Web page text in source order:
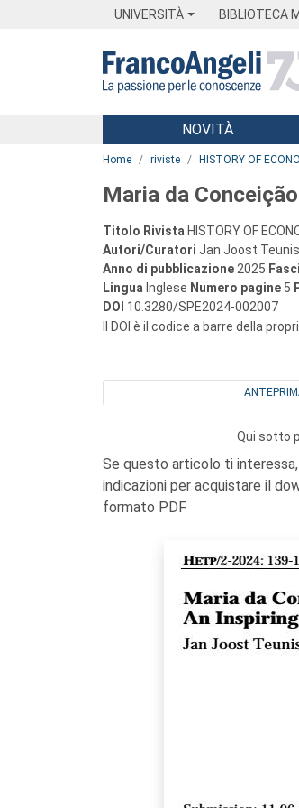
UNIVERSITÀ BIBLIOTECA
Menu
NOVITÀ
Home riviste HISTORY OF
Maria da
Titolo Rivista HISTORY OF
Autori/Curatori Jan Joost
Anno di pubblicazione 2025
Lingua Inglese Numero pagine 5
DOI 10.3280/SPE2024-002007
Il DOI è il codice a barre della
Qui sotto
Se questo articolo ti
indicazioni per acquistare il
formato PDF